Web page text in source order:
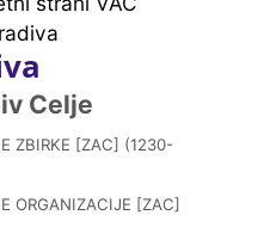
Celje
ZBIRKE [ZAC] (1230-
ORGANIZACIJE [ZAC]